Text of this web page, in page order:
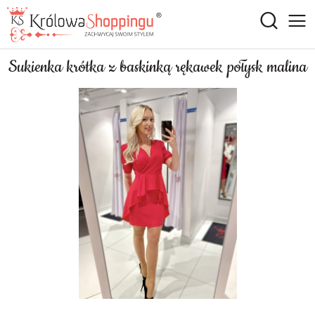
Sukienka krótka z baskinką rękawek połysk malina